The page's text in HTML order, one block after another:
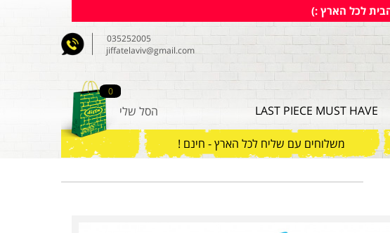
לכל הארץ :)
MUST HAVE
LAST PIECE
035252005
jiffatelaviv@gmail.com
הסל שלי
0
משלוחים עם שליח לכל הארץ - חינם !